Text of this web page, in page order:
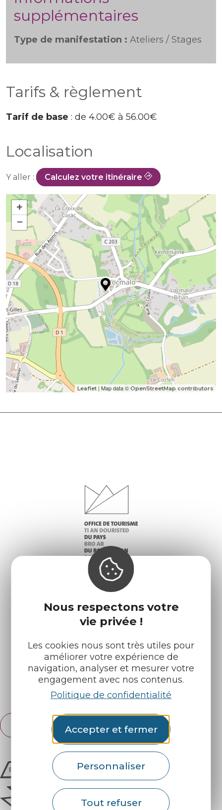
Nous respectons votre
vie privée !
Les cookies nous sont très utiles pour
améliorer votre expérience de
navigation, analyser et mesurer votre
engagement avec nos contenus.
Politique de confidentialité
Accepter et fermer
Personnaliser
Tout refuser
supplémentaires
Type de manifestation : Ateliers / Stages
Tarifs & règlement
Tarif de base : de 4.00€ à 56.00€
Localisation
Y aller : Calculez votre itinéraire
+
−
Leaflet | Map data © OpenStreetMap contributors
Infos pratiques
Nos accueils
Nos brochures
Retrouvez-nous sur :
Espace pro Partenaires
Français
English